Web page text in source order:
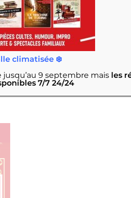
climatisée ❄️
9 septembre maisles
7/7 24/24